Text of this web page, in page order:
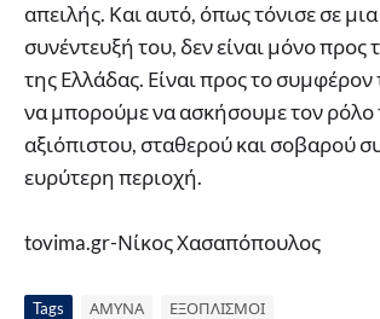
απειλής. Και αυτό, όπως τόνισε σε
συνέντευξή του, δεν είναι μόνο προς
της Ελλάδας. Είναι προς το
να μπορούμε να ασκήσουμε τον ρόλο
αξιόπιστου, σταθερού και σοβαρού
ευρύτερη περιοχή.
tovima.gr-Νίκος Χασαπόπουλος
Tags ΑΜΥΝΑ ΕΞΟΠΛΙΣΜΟΙ